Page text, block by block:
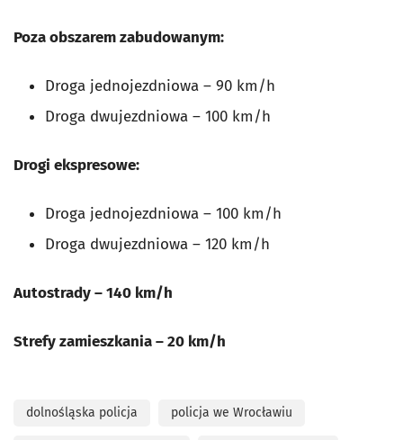
Poza obszarem zabudowanym:
Droga jednojezdniowa – 90 km/h
Droga dwujezdniowa – 100 km/h
Drogi ekspresowe:
Droga jednojezdniowa – 100 km/h
Droga dwujezdniowa – 120 km/h
Autostrady – 140 km/h
Strefy zamieszkania – 20 km/h
dolnośląska policja policja we Wrocławiu